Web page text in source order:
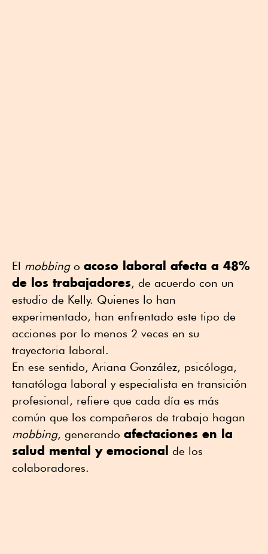
El mobbingo acoso laboral afecta a 48%
de los trabajadores, de acuerdo con un
estudio de Kelly. Quienes lo han
experimentado, han enfrentado este tipo de
acciones por lo menos 2 veces en su
trayectoria laboral.
En ese sentido, Ariana González, psicóloga,
tanatóloga laboral y especialista en transición
profesional, refiere que cada día es más
común que los compañeros de trabajo hagan
mobbing, generando afectaciones en la
salud mental y emocional de los
colaboradores.